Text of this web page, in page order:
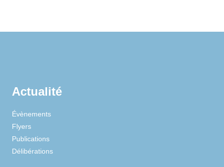
Actualité
Évènements
Flyers
Publications
Délibérations